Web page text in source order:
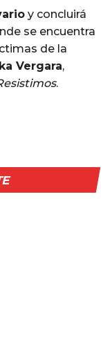
y concluirá
se encuentra
de la
Vergara,
.